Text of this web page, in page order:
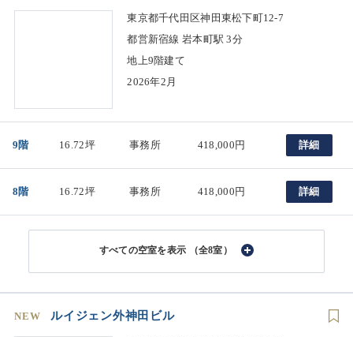
東京都千代田区神田東松下町12-7
都営新宿線 岩本町駅 3分
地上9階建て
2026年2月
9階 16.72坪 事務所 418,000円 詳細
8階 16.72坪 事務所 418,000円 詳細
（全8室）
NEW ルイジェン外神田ビル